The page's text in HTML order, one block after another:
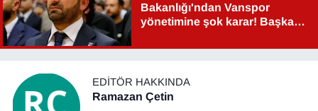
Bakanlığı'ndan Vanspor
yönetimine şok karar! Başkan
EDITÖR HAKKINDA
Ramazan Çetin